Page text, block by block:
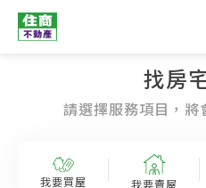
找房
請選擇服務項目，
我要買屋 我要賣屋